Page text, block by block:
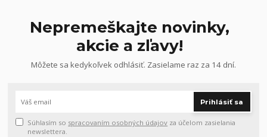
Nepremeškajte novinky,
akcie a zľavy!
Môžete sa kedykoľvek odhlásiť. Zasielame raz za 14 dní.
Prihlásiť sa
Súhlasím so spracovaním osobných údajov za účelom zasielania
newslettera.